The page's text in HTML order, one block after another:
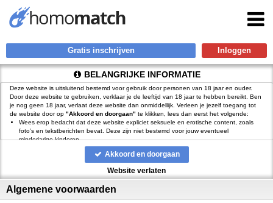
Gratis inschrijven
BELANGRIJKE INFORMATIE
Deze website is uitsluitend bestemd voor gebruik door personen van 18 jaar en ouder.
Door deze website te gebruiken, verklaar je de leeftijd van 18 jaar te hebben bereikt. Ben
je nog geen 18 jaar, verlaat deze website dan onmiddellijk. Verleen je jezelf toegang tot
de website door op "Akkoord en doorgaan" te klikken, lees dan eerst het volgende:
Wees erop bedacht dat deze website expliciet seksuele en erotische content, zoals
foto’s en tekstberichten bevat. Deze zijn niet bestemd voor jouw eventueel
minderjarige kinderen.
gebruikt functionele, analytische cookies, social media cookies en
vergelijkbare technieken, zoals Google Webmaster Tools, Google Analytics, Alexa
Certify, Yandex, Hotjar, Histats en Statcounter die automatisch gegevens kunnen
verzamelen wanneer je de website bezoekt. De gegevens verkregen uit de cookies,
teneinde het voor
Wees voorzichtig bij het praten met vreemden via deze website. Je weet immers nooit
Akkoord en doorgaan
Website verlaten
Algemene voorwaarden